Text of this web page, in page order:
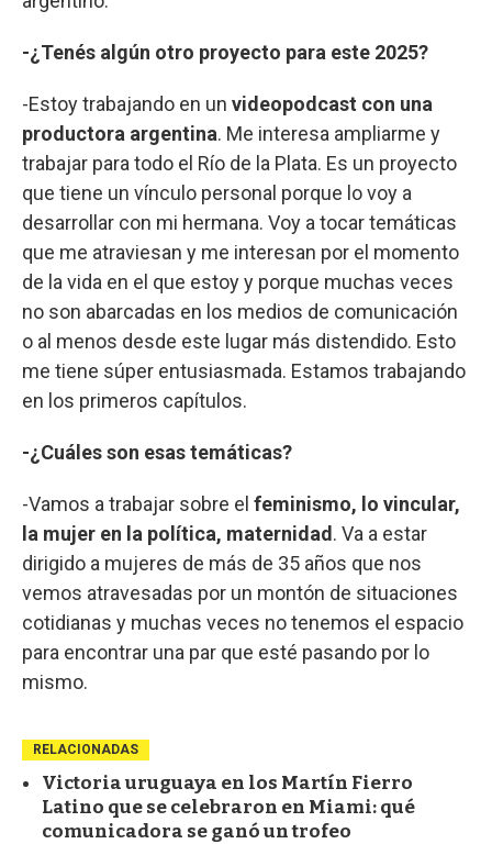
-¿Tenés algún otro proyecto para este 2025?
-Estoy trabajando en un videopodcast con una
productora argentina. Me interesa ampliarme y
trabajar para todo el Río de la Plata. Es un proyecto
que tiene un vínculo personal porque lo voy a
desarrollar con mi hermana. Voy a tocar temáticas
que me atraviesan y me interesan por el momento
de la vida en el que estoy y porque muchas veces
no son abarcadas en los medios de comunicación
o al menos desde este lugar más distendido. Esto
me tiene súper entusiasmada. Estamos trabajando
en los primeros capítulos.
-¿Cuáles son esas temáticas?
-Vamos a trabajar sobre el feminismo, lo vincular,
la mujer en la política, maternidad . Va a estar
dirigido a mujeres de más de 35 años que nos
vemos atravesadas por un montón de situaciones
cotidianas y muchas veces no tenemos el espacio
para encontrar una par que esté pasando por lo
mismo.
RELACIONADAS
Victoria uruguaya en los Martín Fierro
Latino que se celebraron en Miami: qué
comunicadora se ganó un trofeo